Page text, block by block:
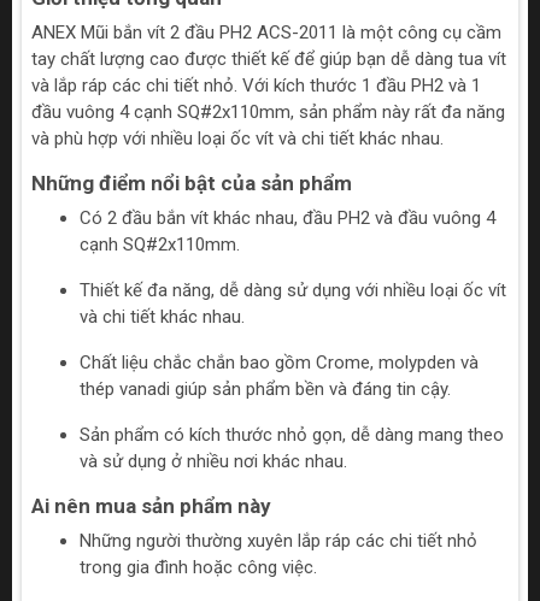
ANEX Mũi bắn vít 2 đầu PH2 ACS-2011 là một công cụ cầm
tay chất lượng cao được thiết kế để giúp bạn dễ dàng tua vít
và lắp ráp các chi tiết nhỏ. Với kích thước 1 đầu PH2 và 1
đầu vuông 4 cạnh SQ#2x110mm, sản phẩm này rất đa năng
và phù hợp với nhiều loại ốc vít và chi tiết khác nhau.
Những điểm nổi bật của sản phẩm
Có 2 đầu bắn vít khác nhau, đầu PH2 và đầu vuông 4
cạnh SQ#2x110mm.
Thiết kế đa năng, dễ dàng sử dụng với nhiều loại ốc vít
và chi tiết khác nhau.
Chất liệu chắc chắn bao gồm Crome, molypden và
thép vanadi giúp sản phẩm bền và đáng tin cậy.
Sản phẩm có kích thước nhỏ gọn, dễ dàng mang theo
và sử dụng ở nhiều nơi khác nhau.
Ai nên mua sản phẩm này
Những người thường xuyên lắp ráp các chi tiết nhỏ
trong gia đình hoặc công việc.